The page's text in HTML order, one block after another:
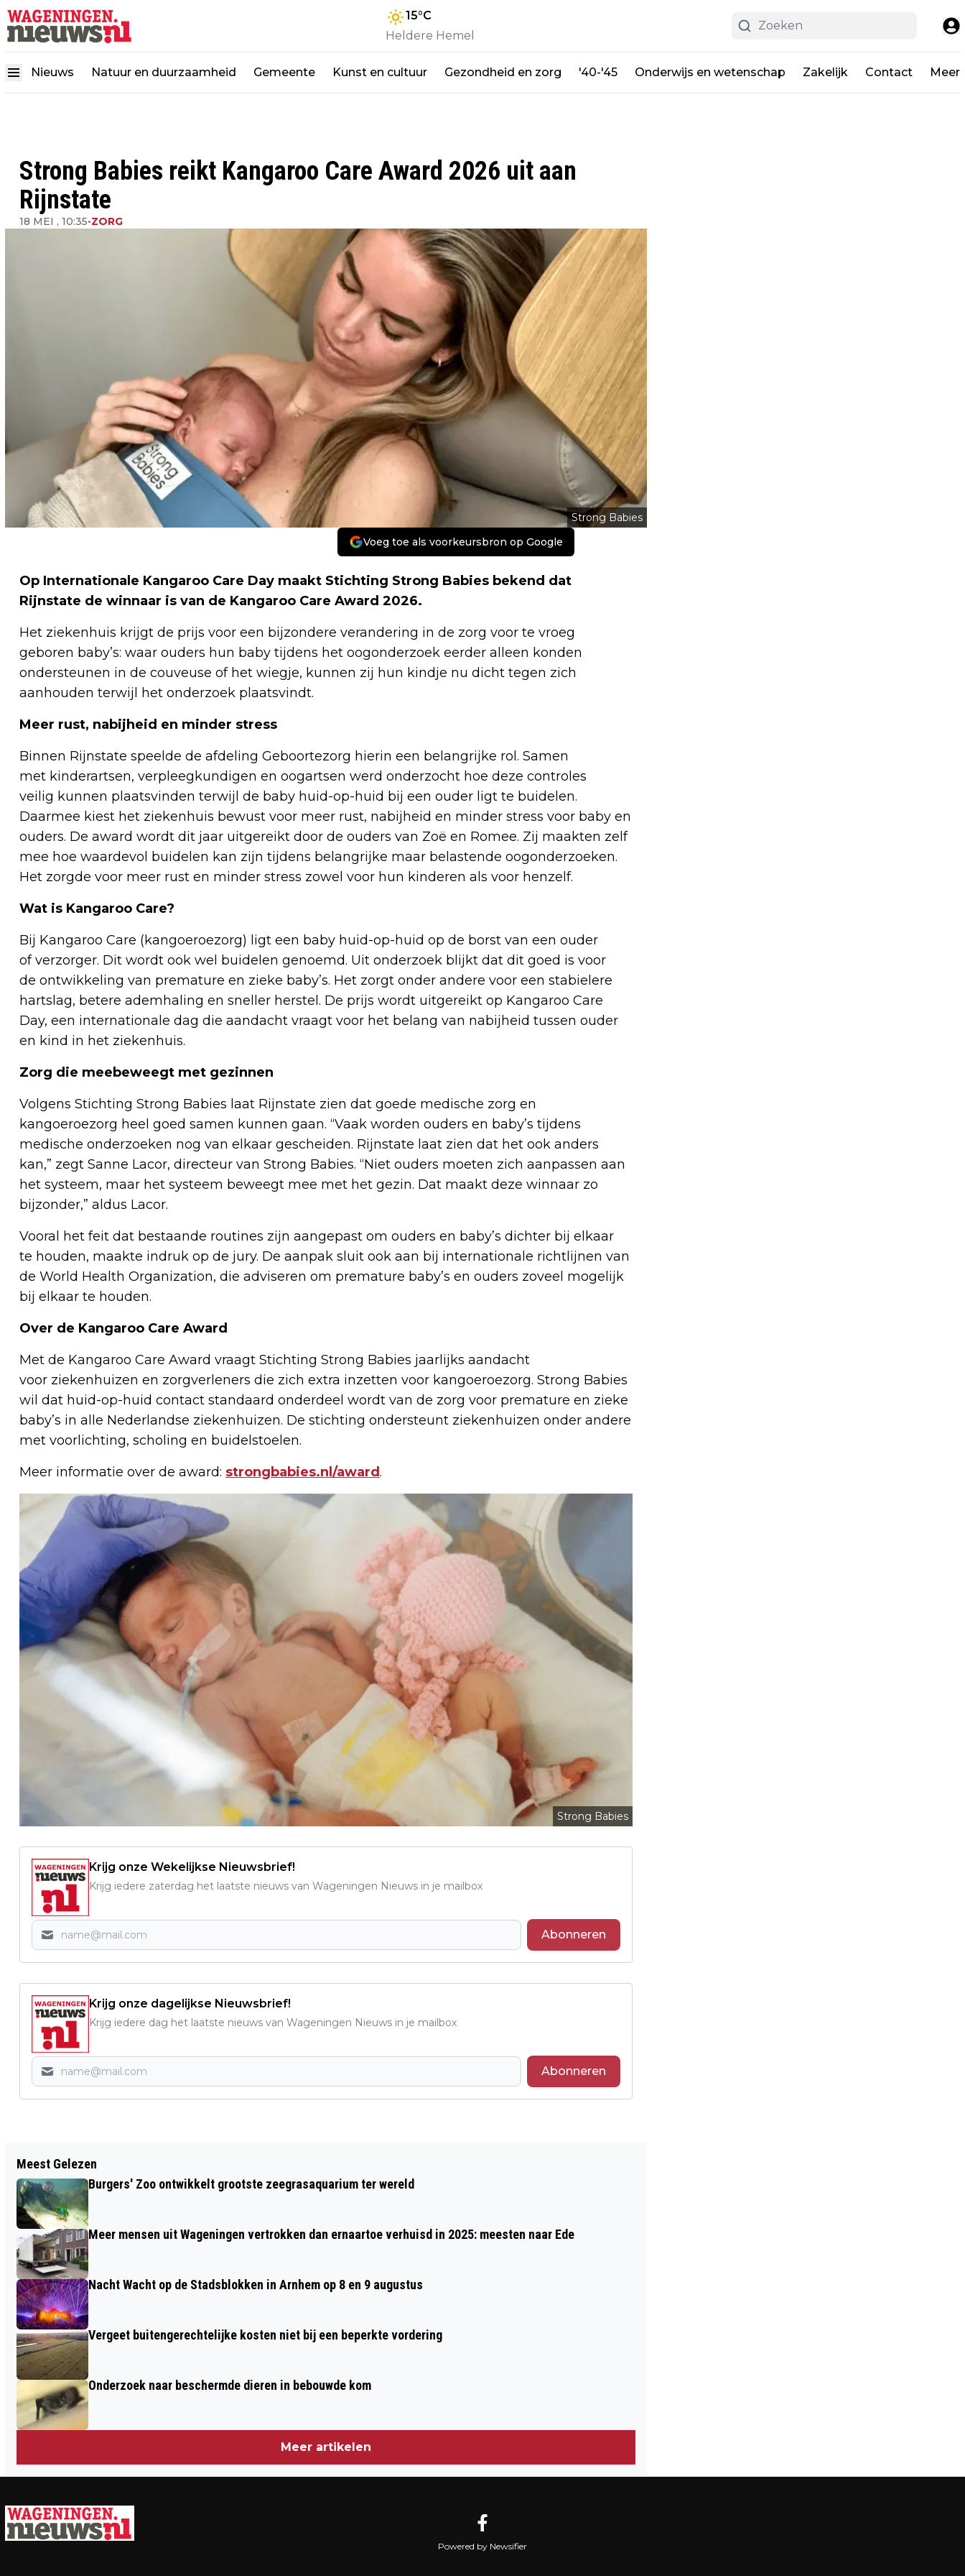
15°C
Heldere Hemel
Nieuws Natuur en duurzaamheid Gemeente Kunst en cultuur Gezondheid en zorg '40-'45 Onderwijs en wetenschap Zakelijk Contact Meer
Strong Babies reikt Kangaroo Care Award 2026 uit aan
Rijnstate
18 MEI , 10:35•ZORG
Strong Babies
Voeg toe als voorkeursbron op Google
Op Internationale Kangaroo Care Day maakt Stichting Strong Babies bekend dat
Rijnstate de winnaar is van de Kangaroo Care Award 2026.
Het ziekenhuis krijgt de prijs voor een bijzondere verandering in de zorg voor te vroeg
geboren baby’s: waar ouders hun baby tijdens het oogonderzoek eerder alleen konden
ondersteunen in de couveuse of het wiegje, kunnen zij hun kindje nu dicht tegen zich
aanhouden terwijl het onderzoek plaatsvindt.
Meer rust, nabijheid en minder stress
Binnen Rijnstate speelde de afdeling Geboortezorg hierin een belangrijke rol. Samen
met kinderartsen, verpleegkundigen en oogartsen werd onderzocht hoe deze controles
veilig kunnen plaatsvinden terwijl de baby huid-op-huid bij een ouder ligt te buidelen.
Daarmee kiest het ziekenhuis bewust voor meer rust, nabijheid en minder stress voor baby en
ouders. De award wordt dit jaar uitgereikt door de ouders van Zoë en Romee. Zij maakten zelf
mee hoe waardevol buidelen kan zijn tijdens belangrijke maar belastende oogonderzoeken.
Het zorgde voor meer rust en minder stress zowel voor hun kinderen als voor henzelf.
Wat is Kangaroo Care?
Bij Kangaroo Care (kangoeroezorg) ligt een baby huid-op-huid op de borst van een ouder
of verzorger. Dit wordt ook wel buidelen genoemd. Uit onderzoek blijkt dat dit goed is voor
de ontwikkeling van premature en zieke baby’s. Het zorgt onder andere voor een stabielere
hartslag, betere ademhaling en sneller herstel. De prijs wordt uitgereikt op Kangaroo Care
Day, een internationale dag die aandacht vraagt voor het belang van nabijheid tussen ouder
en kind in het ziekenhuis.
Zorg die meebeweegt met gezinnen
Volgens Stichting Strong Babies laat Rijnstate zien dat goede medische zorg en
kangoeroezorg heel goed samen kunnen gaan. “Vaak worden ouders en baby’s tijdens
medische onderzoeken nog van elkaar gescheiden. Rijnstate laat zien dat het ook anders
kan,” zegt Sanne Lacor, directeur van Strong Babies. “Niet ouders moeten zich aanpassen aan
het systeem, maar het systeem beweegt mee met het gezin. Dat maakt deze winnaar zo
bijzonder,” aldus Lacor.
Vooral het feit dat bestaande routines zijn aangepast om ouders en baby’s dichter bij elkaar
te houden, maakte indruk op de jury. De aanpak sluit ook aan bij internationale richtlijnen van
de World Health Organization, die adviseren om premature baby’s en ouders zoveel mogelijk
bij elkaar te houden.
Over de Kangaroo Care Award
Met de Kangaroo Care Award vraagt Stichting Strong Babies jaarlijks aandacht
voor ziekenhuizen en zorgverleners die zich extra inzetten voor kangoeroezorg. Strong Babies
wil dat huid-op-huid contact standaard onderdeel wordt van de zorg voor premature en zieke
baby’s in alle Nederlandse ziekenhuizen. De stichting ondersteunt ziekenhuizen onder andere
met voorlichting, scholing en buidelstoelen.
Meer informatie over de award: strongbabies.nl/award.
Strong Babies
Krijg onze Wekelijkse Nieuwsbrief!
Krijg iedere zaterdag het laatste nieuws van Wageningen Nieuws in je mailbox
Abonneren
Krijg onze dagelijkse Nieuwsbrief!
Krijg iedere dag het laatste nieuws van Wageningen Nieuws in je mailbox
Abonneren
SEMPRE SERENO SPEELT MUSCIAL BIG
FISH IN DE JUNUSHOFF
CAMPINA OPEN BOERDERIJDAG VAN
Meest Gelezen
Burgers' Zoo ontwikkelt grootste zeegrasaquarium ter wereld
Meer mensen uit Wageningen vertrokken dan ernaartoe verhuisd in 2025: meesten naar Ede
Nacht Wacht op de Stadsblokken in Arnhem op 8 en 9 augustus
Vergeet buitengerechtelijke kosten niet bij een beperkte vordering
Onderzoek naar beschermde dieren in bebouwde kom
Meer artikelen
Powered by Newsifier